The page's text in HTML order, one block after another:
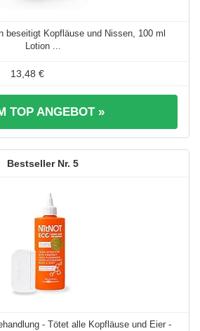
beseitigt Kopfläuse und Nissen, 100 ml
Lotion ...
13,48 €
TOP ANGEBOT »
5
- Tötet alle Kopfläuse und Eier -